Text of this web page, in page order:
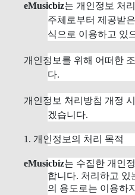
eMusicbiz는 개인정보 처
주체로부터 제공받
식으로 이용하고 있
개인정보를 위해 어떠한
다.
개인정보 처리방침 개정
겠습니다.
1. 개인정보의 처리 목적
eMusicbiz는 수집한 개인
합니다. 처리하고 있
의 용도로는 이용하